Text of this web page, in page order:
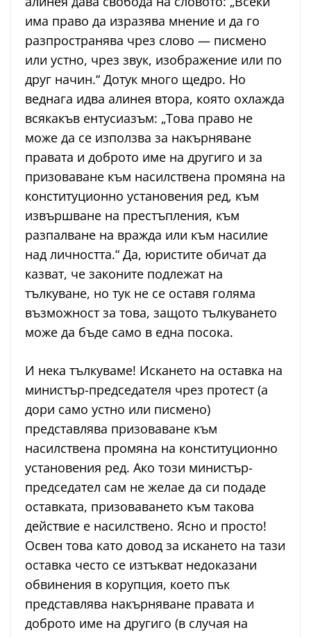
има право да изразява мнение и да го
разпространява чрез слово — писмено
или устно, чрез звук, изображение или по
друг начин.“ Дотук много щедро. Но
веднага идва алинея втора, която охлажда
всякакъв ентусиазъм: „Това право не
може да се използва за накърняване
правата и доброто име на другиго и за
призоваване към насилствена промяна на
конституционно установения ред, към
извършване на престъпления, към
разпалване на вражда или към насилие
над личността.“ Да, юристите обичат да
казват, че законите подлежат на
тълкуване, но тук не се оставя голяма
възможност за това, защото тълкуването
може да бъде само в една посока.
И нека тълкуваме! Искането на оставка на
министър-председателя чрез протест (а
дори само устно или писмено)
представлява призоваване към
насилствена промяна на конституционно
установения ред. Ако този министър-
председател сам не желае да си подаде
оставката, призоваването към такова
действие е насилствено. Ясно и просто!
Освен това като довод за искането на тази
оставка често се изтъкват недоказани
обвинения в корупция, което пък
представлява накърняване правата и
доброто име на другиго (в случая на